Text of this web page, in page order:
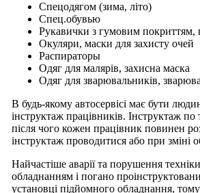
Спецодягом (зима, літо)
Спец.обувью
Рукавички з гумовим покриттям,
Окуляри, маски для захисту очей
Распираторы
Одяг для малярів, захисна маска
Одяг для зварювальників,
В будь-якому автосервісі має бути
інструктаж працівників. Інструктаж
після чого кожен працівник повинен
інструктаж проводитися або при зміні
Найчастіше аварії та порушення
обладнанням і погано
установці підйомного обладнання,